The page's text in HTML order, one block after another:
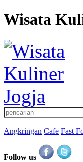
Wisata
Angkringan Cafe Fast
Follow us